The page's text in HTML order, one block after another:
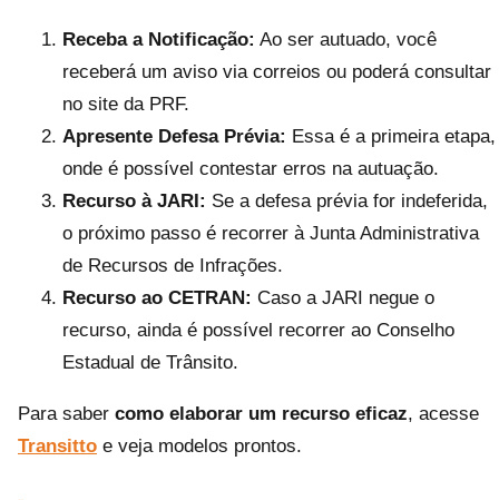
Receba a Notificação: Ao ser autuado, você
receberá um aviso via correios ou poderá consultar
no site da PRF.
Apresente Defesa Prévia: Essa é a primeira etapa,
onde é possível contestar erros na autuação.
Recurso à JARI: Se a defesa prévia for indeferida,
o próximo passo é recorrer à Junta Administrativa
de Recursos de Infrações.
Recurso ao CETRAN: Caso a JARI negue o
recurso, ainda é possível recorrer ao Conselho
Estadual de Trânsito.
Para saber como elaborar um recurso eficaz, acesse
Transitto e veja modelos prontos.